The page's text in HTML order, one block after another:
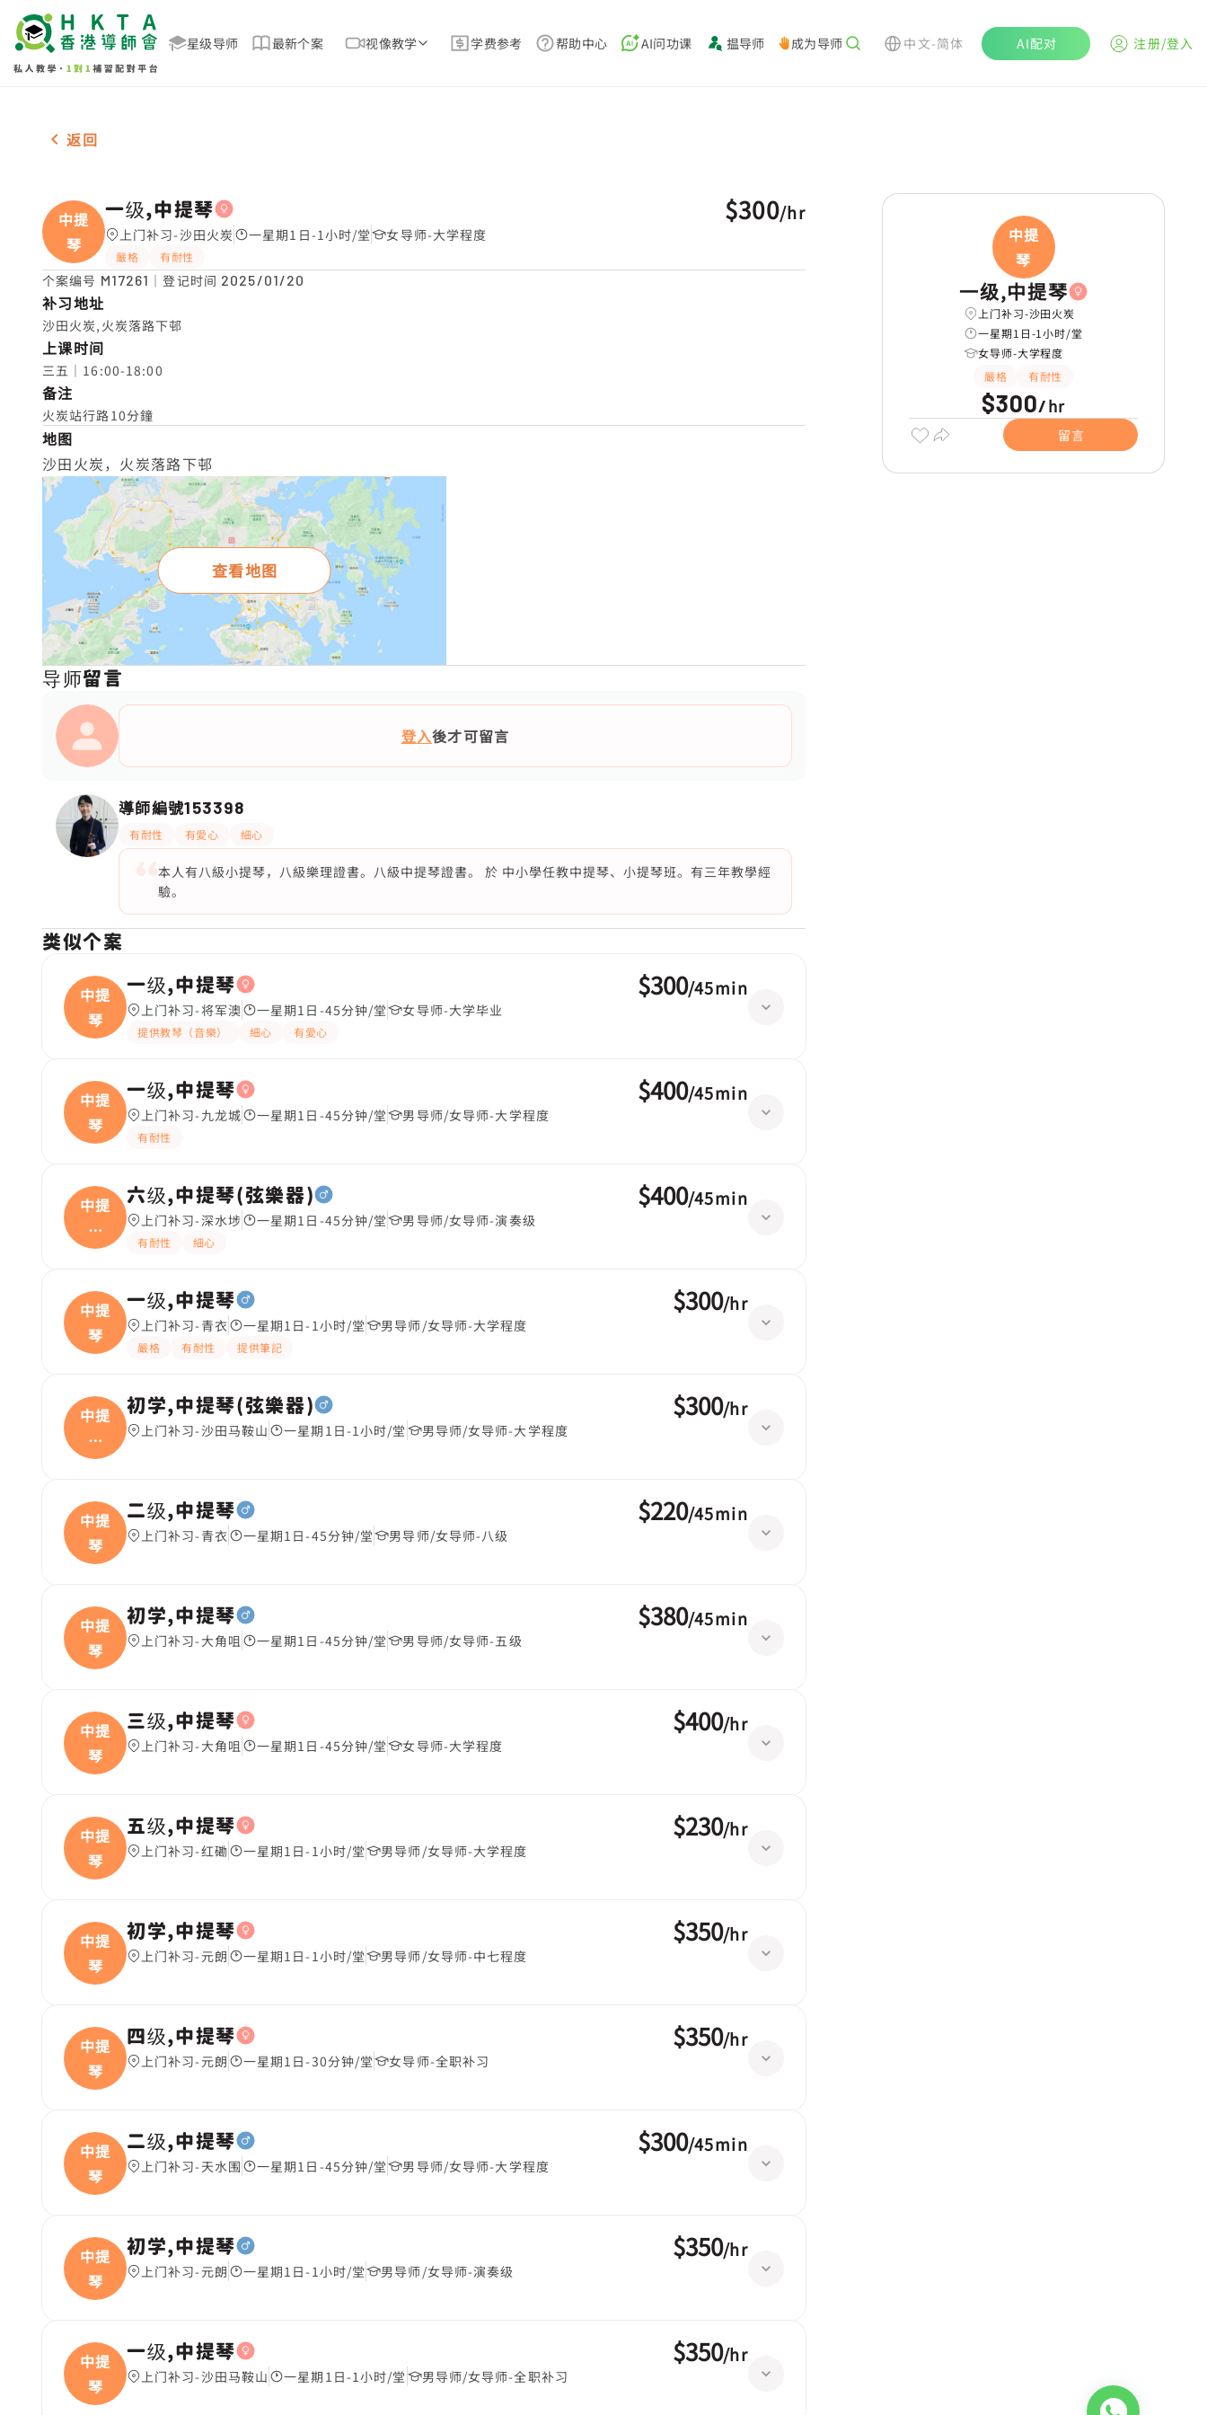
星级导师 最新个案 视像教学 学费参考 帮助中心 AI问功课 揾导师 成为导师 中文-简体 AI配对 注册/登入
女-1名 一级,中提琴，沙田火炭 补习推介
返回
中提
琴
一级,中提琴
上门补习-沙田火炭 一星期1日-1小时/堂 女导师-大学程度
嚴格 有耐性
$300/hr
个案编号 M17261 ｜登记时间 2025/01/20
补习地址
沙田火炭,火炭落路下邨
上课时间
三五｜16:00-18:00
备注
火炭站行路10分鐘
地图
沙田火炭，火炭落路下邨
查看地图
导师留言
登入後才可留言
導師編號153398
有耐性 有愛心 細心
本人有八級小提琴，八級樂理證書。八級中提琴證書。 於 中小學任教中提琴、小提琴班。有三年教學經
驗。
类似个案
中提
琴
一级,中提琴
上门补习-将军澳 一星期1日-45分钟/堂 女导师-大学毕业
提供教琴（音樂） 細心 有愛心
$300/45min
中提
琴
一级,中提琴
上门补习-九龙城 一星期1日-45分钟/堂 男导师/女导师-大学程度
有耐性
$400/45min
中提
琴
(弦
六级,中提琴(弦樂器)
上门补习-深水埗 一星期1日-45分钟/堂 男导师/女导师-演奏级
有耐性 細心
$400/45min
中提
琴
一级,中提琴
上门补习-青衣 一星期1日-1小时/堂 男导师/女导师-大学程度
嚴格 有耐性 提供筆記
$300/hr
中提
琴
(弦
初学,中提琴(弦樂器)
上门补习-沙田马鞍山 一星期1日-1小时/堂 男导师/女导师-大学程度
$300/hr
中提
琴
二级,中提琴
上门补习-青衣 一星期1日-45分钟/堂 男导师/女导师-八级
$220/45min
中提
琴
初学,中提琴
上门补习-大角咀 一星期1日-45分钟/堂 男导师/女导师-五级
$380/45min
中提
琴
三级,中提琴
上门补习-大角咀 一星期1日-45分钟/堂 女导师-大学程度
$400/hr
中提
琴
五级,中提琴
上门补习-红磡 一星期1日-1小时/堂 男导师/女导师-大学程度
$230/hr
中提
琴
初学,中提琴
上门补习-元朗 一星期1日-1小时/堂 男导师/女导师-中七程度
$350/hr
中提
琴
四级,中提琴
上门补习-元朗 一星期1日-30分钟/堂 女导师-全职补习
$350/hr
中提
琴
二级,中提琴
上门补习-天水围 一星期1日-45分钟/堂 男导师/女导师-大学程度
$300/45min
中提
琴
初学,中提琴
上门补习-元朗 一星期1日-1小时/堂 男导师/女导师-演奏级
$350/hr
中提
琴
一级,中提琴
上门补习-沙田马鞍山 一星期1日-1小时/堂 男导师/女导师-全职补习
$350/hr
中提
琴
一级,中提琴
上门补习-沙田火炭
一星期1日-1小时/堂
女导师-大学程度
嚴格
有耐性
$300/hr
留言